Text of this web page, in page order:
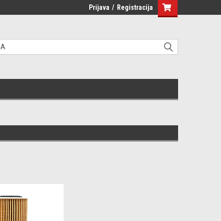
Prijava / Registracija